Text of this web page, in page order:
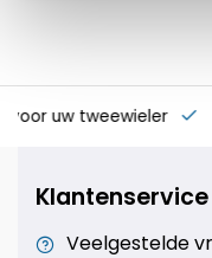
voor uw tweewieler
Klantenservice
Veelgestelde